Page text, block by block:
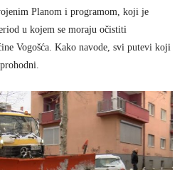
Planom i programom, koji je
u kojem se moraju očistiti
Vogošća. Kako navode, svi putevi koji